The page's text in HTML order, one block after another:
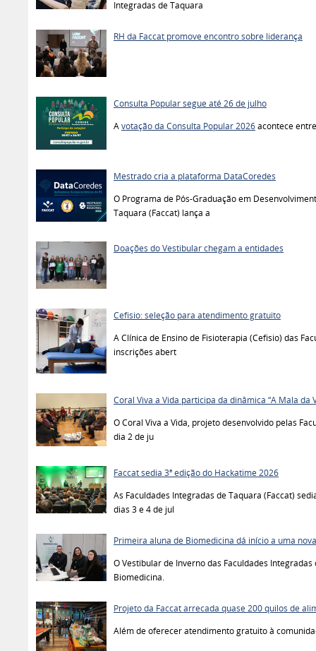
Integradas de Taquara
RH da Faccat promove encontro sobre liderança
Consulta Popular segue até 26 de julho
A votação da Consulta Popular 2026 acontece
Mestrado cria a plataforma DataCoredes
O Programa de Pós-Graduação em
Taquara (Faccat) lança a
Doações do Vestibular chegam a entidades
Cefisio: seleção para atendimento gratuito
A Clínica de Ensino de Fisioterapia (Cefisio) das
inscrições abert
Coral Viva a Vida participa da dinâmica “A Mala da
O Coral Viva a Vida, projeto desenvolvido pelas
dia 2 de ju
Faccat sedia 3ª edição do Hackatime 2026
As Faculdades Integradas de Taquara (Faccat)
dias 3 e 4 de jul
Primeira aluna de Biomedicina dá início a uma
O Vestibular de Inverno das Faculdades
Biomedicina.
Projeto da Faccat arrecada quase 200 quilos de
Além de oferecer atendimento gratuito à